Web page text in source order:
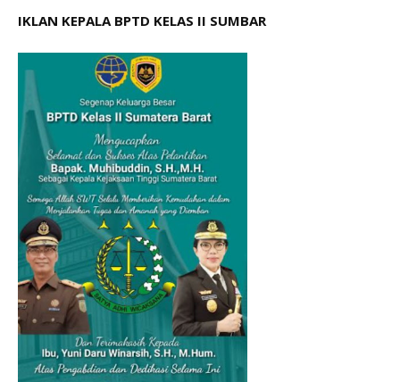
IKLAN KEPALA BPTD KELAS II SUMBAR